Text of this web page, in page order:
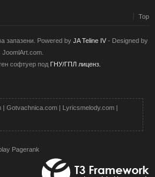
Top
запазени. Powered by JA Teline IV - Designed by
JoomlArt.com.
софтуер под ГНУ/ГПЛ лиценз.
| Gotvachnica.com | Lyricsmelody.com |